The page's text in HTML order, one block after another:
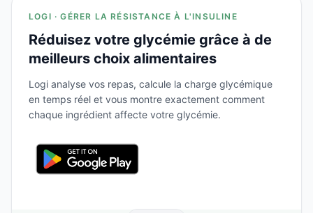
LOGI · GÉRER LA RÉSISTANCE À L'INSULINE
Réduisez votre glycémie grâce à de
meilleurs choix alimentaires
Logi analyse vos repas, calcule la charge glycémique
en temps réel et vous montre exactement comment
chaque ingrédient affecte votre glycémie.